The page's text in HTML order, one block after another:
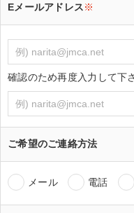
Eメールアドレス※
確認のため再度入力して下
ご希望のご連絡方法
メール 電話